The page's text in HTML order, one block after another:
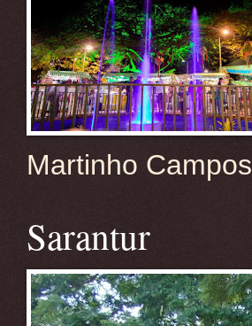
Martinho Campos
Sarantur